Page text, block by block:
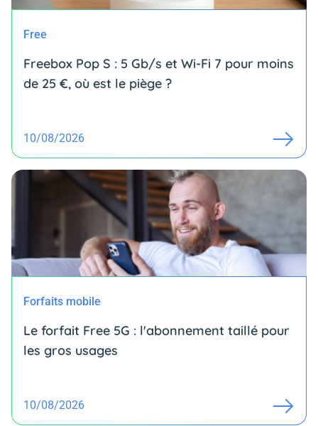
Free
Freebox Pop S : 5 Gb/s et Wi-Fi 7 pour moins
de 25 €, où est le piège ?
10/08/2026
Forfaits mobile
Le forfait Free 5G : l'abonnement taillé pour
les gros usages
10/08/2026